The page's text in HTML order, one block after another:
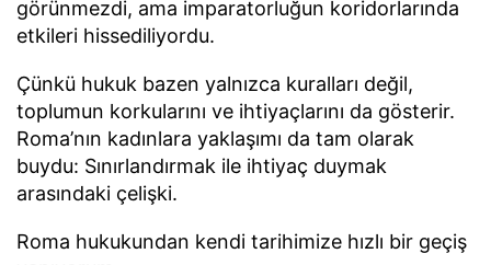
görünmezdi, ama imparatorluğun koridorlarında
etkileri hissediliyordu.
Çünkü hukuk bazen yalnızca kuralları değil,
toplumun korkularını ve ihtiyaçlarını da gösterir.
Roma’nın kadınlara yaklaşımı da tam olarak
buydu: Sınırlandırmak ile ihtiyaç duymak
arasındaki çelişki.
Roma hukukundan kendi tarihimize hızlı bir geçiş